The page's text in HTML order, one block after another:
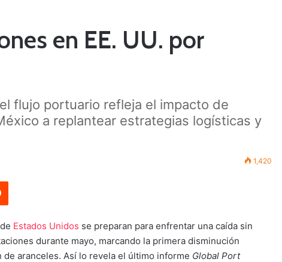
en EE. UU. por
flujo portuario refleja el impacto de
a replantear estrategias logísticas y
1,420
Estados Unidos se preparan para enfrentar una caída sin
durante mayo, marcando la primera disminución
aranceles. Así lo revela el último informe Global Port